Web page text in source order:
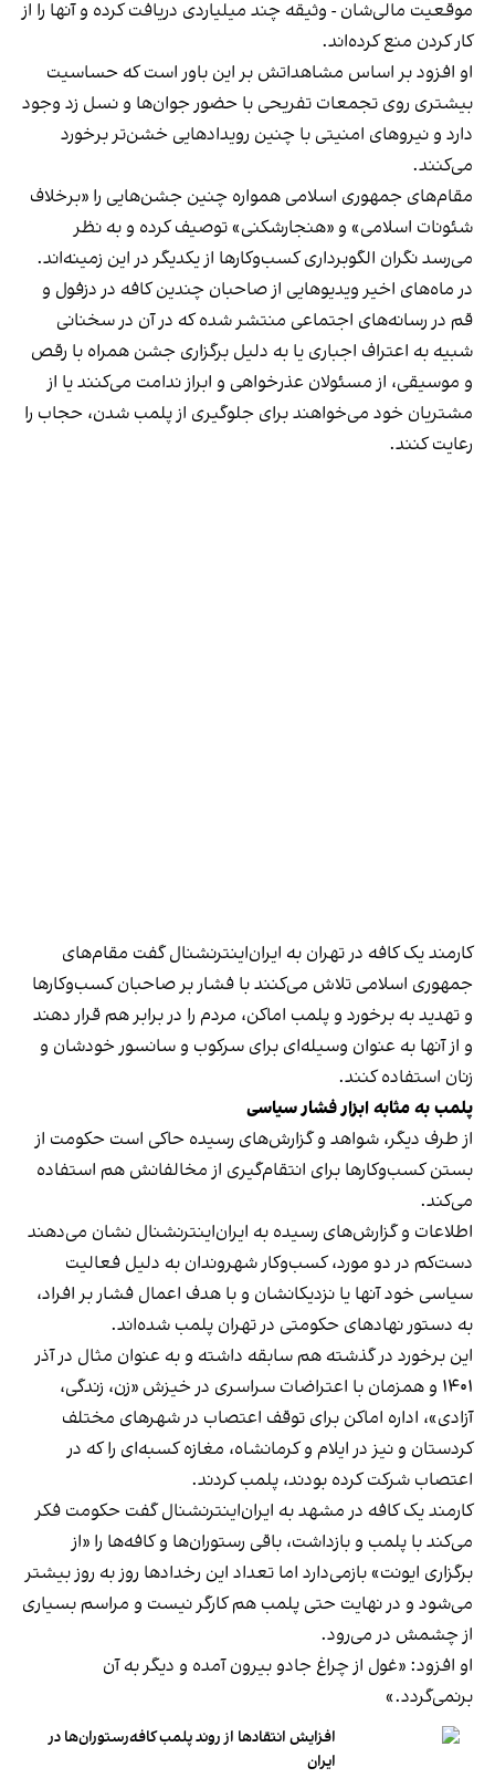
موقعیت مالی‌شان - وثیقه چند میلیاردی دریافت کرده و آنها را از
کار کردن منع کرده‌اند.
او افزود بر اساس مشاهداتش بر این باور است که حساسیت
بیشتری روی تجمعات تفریحی با حضور جوان‌ها و نسل زد وجود
دارد و نیروهای امنیتی با چنین رویدادهایی خشن‌تر برخورد
می‌کنند.
مقام‌های جمهوری اسلامی همواره چنین جشن‌هایی را «برخلاف
شئونات اسلامی» و «هنجارشکنی» توصیف کرده و به نظر
می‌رسد نگران الگوبرداری کسب‌وکارها از یکدیگر در این زمینه‌اند.
در ماه‌های اخیر ویدیوهایی از صاحبان چندین کافه در دزفول و
قم در رسانه‌های اجتماعی منتشر شده که در آن در سخنانی
شبیه به اعتراف اجباری یا به دلیل برگزاری جشن همراه با رقص
و موسیقی، از مسئولان عذرخواهی و ابراز ندامت می‌کنند یا از
مشتریان خود می‌خواهند برای جلوگیری از پلمب شدن، حجاب را
رعایت کنند.
کارمند یک کافه در تهران به ایران‌اینترنشنال گفت مقام‌های
جمهوری اسلامی تلاش می‌کنند با فشار بر صاحبان کسب‌وکارها
و تهدید به برخورد و پلمب اماکن، مردم را در برابر هم قرار دهند
و از آنها به عنوان وسیله‌ای برای سرکوب و سانسور خودشان و
زنان استفاده کنند.
پلمب به مثابه ابزار فشار سیاسی
از طرف دیگر، شواهد و گزارش‌های رسیده حاکی است حکومت از
بستن کسب‌وکارها برای انتقام‌گیری از مخالفانش هم استفاده
می‌کند.
اطلاعات و گزارش‌های رسیده به ایران‌اینترنشنال نشان می‌دهند
دست‌کم در دو مورد، کسب‌وکار شهروندان به دلیل فعالیت
سیاسی خود آنها یا نزدیکانشان و با هدف اعمال فشار بر افراد،
به دستور نهادهای حکومتی در تهران پلمب شده‌اند.
این برخورد در گذشته هم سابقه داشته و به عنوان مثال در آذر
۱۴۰۱ و همزمان با اعتراضات سراسری در خیزش «زن، زندگی،
آزادی»، اداره اماکن برای توقف اعتصاب در شهرهای مختلف
کردستان و نیز در ایلام و کرمانشاه، مغازه کسبه‌ای را که در
اعتصاب شرکت کرده بودند، پلمب کردند.
کارمند یک کافه در مشهد به ایران‌اینترنشنال گفت حکومت فکر
می‌کند با پلمب و بازداشت، باقی رستوران‌ها و کافه‌ها را «از
برگزاری ایونت» بازمی‌دارد اما تعداد این رخدادها روز به روز بیشتر
می‌شود و در نهایت حتی پلمب هم کارگر نیست و مراسم بسیاری
از چشمش در می‌رود.
او افزود: «غول از چراغ جادو بیرون آمده و دیگر به آن
برنمی‎‌گردد.»
افزایش انتقادها از روند پلمب کافه‌رستوران‌ها در
ایران